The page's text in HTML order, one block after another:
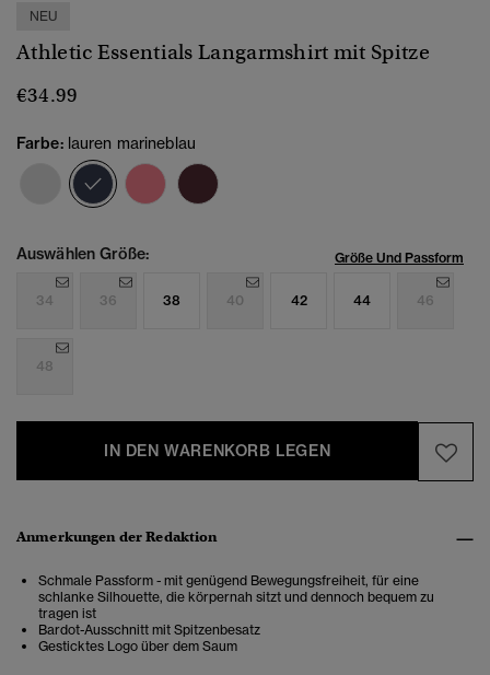
NEU
Athletic Essentials Langarmshirt mit Spitze
€34.99
Farbe: lauren marineblau
Ausgewählt
Auswählen Größe: Größe Und Passform
34 36 38 40 42 44 46
48
IN DEN WARENKORB LEGEN
Anmerkungen der Redaktion
Schmale Passform - mit genügend Bewegungsfreiheit, für eine
schlanke Silhouette, die körpernah sitzt und dennoch bequem zu
tragen ist
Bardot-Ausschnitt mit Spitzenbesatz
Gesticktes Logo über dem Saum